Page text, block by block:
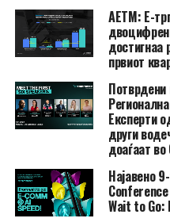
АЕТМ: Е-
двоцифрен
достигнаа
првиот
Потврдени
Експерти
други
доаѓаат во
Најавено
Wait to Go: